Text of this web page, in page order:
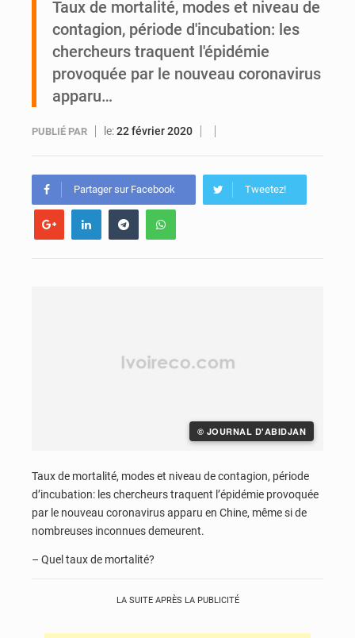
Daloa : décès du colonel Karim Traoré, commandant de la Section de recherches de la gendarmerie après une activité sportive
Taux de mortalité, modes et niveau de
contagion, période d'incubation: les
chercheurs traquent l'épidémie
provoquée par le nouveau coronavirus
apparu…
PUBLIÉ PAR le:22 février 2020
Partager sur Facebook Tweetez!
© JOURNAL D'ABIDJAN
Taux de mortalité, modes et niveau de contagion, période
d’incubation: les chercheurs traquent l’épidémie provoquée
par le nouveau coronavirus apparu en Chine, même si de
nombreuses inconnues demeurent.
– Quel taux de mortalité?
LA SUITE APRÈS LA PUBLICITÉ